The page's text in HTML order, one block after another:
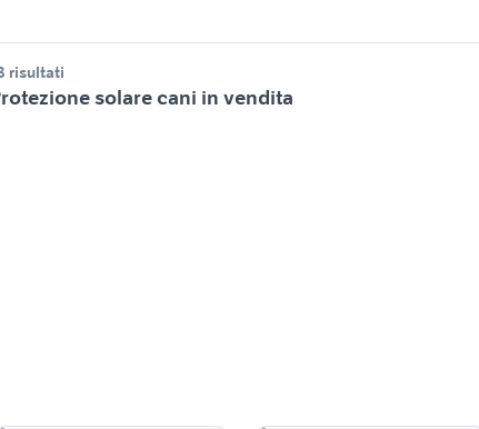
risultati
solare cani in vendita